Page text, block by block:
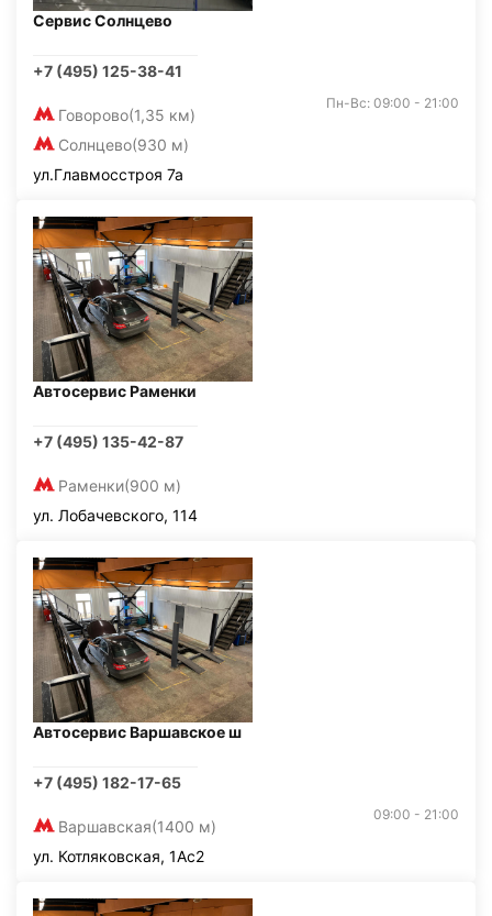
Сервис Солнцево
+7 (495) 125-38-41
Говорово(1,35 км)
Солнцево(930 м)
Пн-Вс: 09:00 - 21:00
ул.Главмосстроя 7а
Автосервис Раменки
+7 (495) 135-42-87
Раменки(900 м)
ул. Лобачевского, 114
Автосервис Варшавское ш
+7 (495) 182-17-65
Варшавская(1400 м)
09:00 - 21:00
ул. Котляковская, 1Ас2